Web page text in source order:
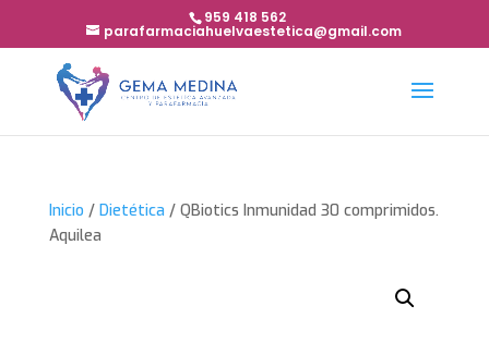
959 418 562
parafarmaciahuelvaestetica@gmail.com
Inicio / Dietética / QBiotics Inmunidad 30 comprimidos.
Aquilea